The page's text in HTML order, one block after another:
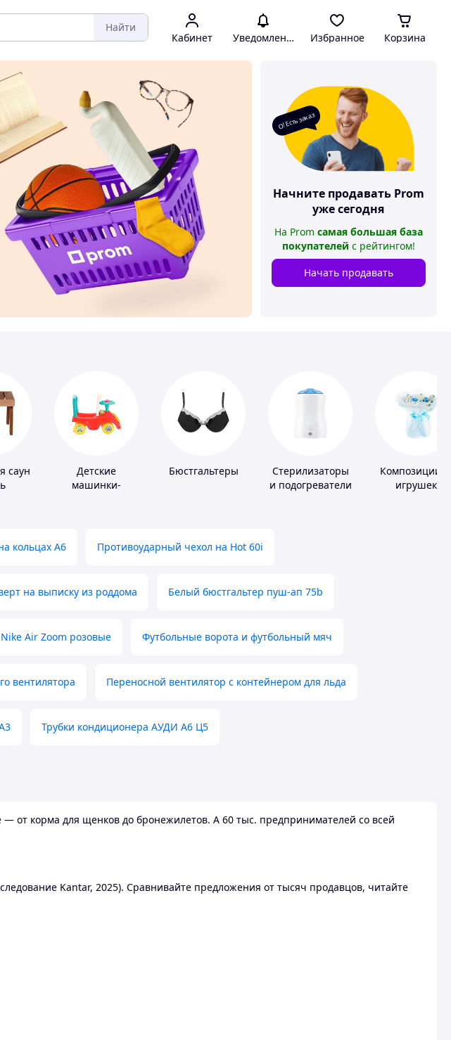
Найти
Кабинет Уведомления Избранное Корзина
О! Есть заказ
Начните продавать Prom
уже сегодня
На Prom самая большая база
покупателей с рейтингом!
Начать продавать
саун
Детские
машинки-
Бюстгальтеры
Стерилизаторы
и подогреватели
Композиции
игрушек,
кольцах А6 Противоударный чехол на Hot 60i
на выписку из роддома Белый бюстгальтер пуш-ап 75b
Air Zoom розовые Футбольные ворота и футбольный мяч
вентилятора Переносной вентилятор с контейнером для льда
Трубки кондиционера АУДИ А6 Ц5
от корма для щенков до бронежилетов. А 60 тыс. предпринимателей со всей
Kantar, 2025). Сравнивайте предложения от тысяч продавцов, читайте